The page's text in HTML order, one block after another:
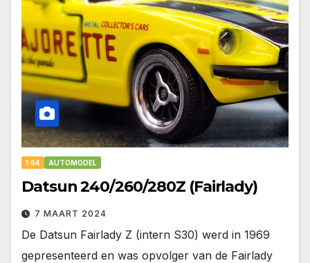
1:64 AUTOMODEL
Datsun 240/260/280Z (Fairlady)
7 MAART 2024
De Datsun Fairlady Z (intern S30) werd in 1969
gepresenteerd en was opvolger van de Fairlady